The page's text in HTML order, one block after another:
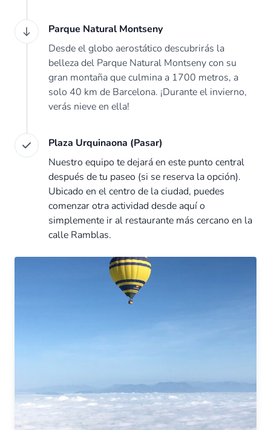
Parque Natural Montseny
Desde el globo aerostático descubrirás la
belleza del Parque Natural Montseny con su
gran montaña que culmina a 1700 metros, a
solo 40 km de Barcelona. ¡Durante el invierno,
verás nieve en ella!
Plaza Urquinaona (Pasar)
Nuestro equipo te dejará en este punto central
después de tu paseo (si se reserva la opción).
Ubicado en el centro de la ciudad, puedes
comenzar otra actividad desde aquí o
simplemente ir al restaurante más cercano en la
calle Ramblas.